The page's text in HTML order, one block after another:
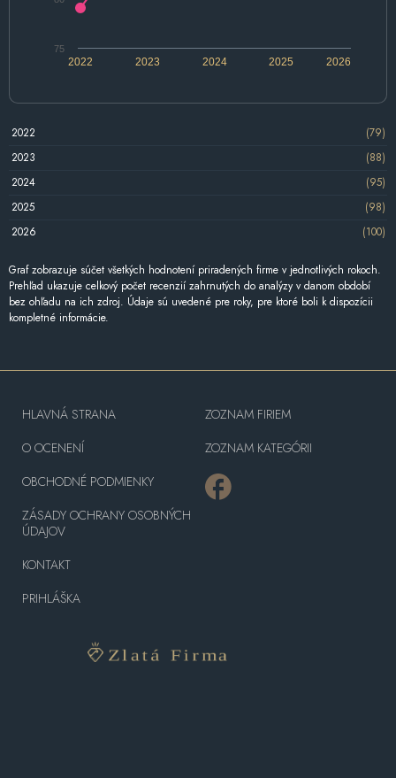
2022 2024 2026
2023 2025
75
2022
(79)
2023
(88)
2024
(95)
2025
(98)
2026
(100)
Graf zobrazuje súčet všetkých hodnotení priradených firme v jednotlivých rokoch.
Prehľad ukazuje celkový počet recenzií zahrnutých do analýzy v danom období
bez ohľadu na ich zdroj. Údaje sú uvedené pre roky, pre ktoré boli k dispozícii
kompletné informácie.
HLAVNÁ STRANA
O OCENENÍ
OBCHODNÉ PODMIENKY
ZÁSADY OCHRANY OSOBNÝCH
ÚDAJOV
KONTAKT
PRIHLÁŠKA
ZOZNAM FIRIEM
ZOZNAM KATEGÓRII